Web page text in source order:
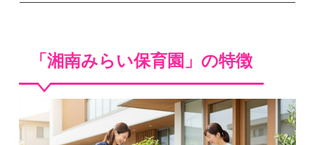
「湘南みらい保育園」の特徴